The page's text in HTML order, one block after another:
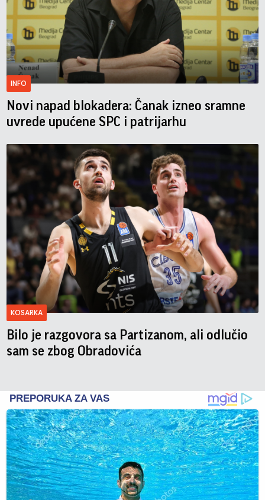
INFO
Novi napad blokadera: Čanak izneo sramne
uvrede upućene SPC i patrijarhu
KOSARKA
Bilo je razgovora sa Partizanom, ali odlučio
sam se zbog Obradovića